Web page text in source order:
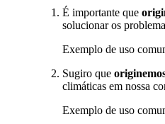
É importante que
solucionar os
Exemplo de uso
Sugiro que
climáticas em nossa
Exemplo de uso